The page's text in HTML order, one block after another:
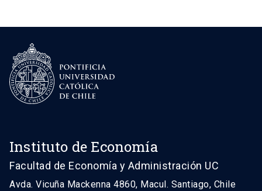
Instituto de Economía
Facultad de Economía y Administración UC
Avda. Vicuña Mackenna 4860, Macul. Santiago, Chile